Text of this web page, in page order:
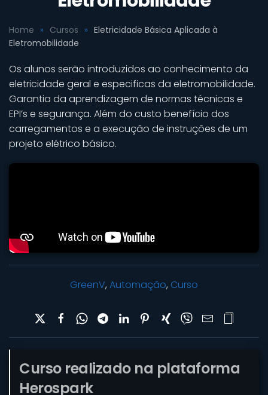
Home Cursos
Eletricidade Básica Aplicada à
Eletromobilidade
Os alunos serão introduzidos ao conhecimento da
eletricidade geral e especificas da eletromobilidade.
Garantia da aprendizagem de normas técnicas e
EPI’s e segurança. Além do custo benefício dos
carregamentos e a execução de instruções de um
projeto elétrico básico.
GreenV, Automação, Curso
Curso realizado na plataforma
Herospark